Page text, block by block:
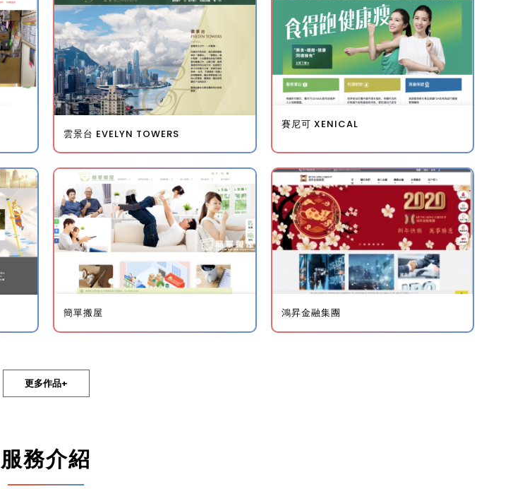
雲景台 EVELYN TOWERS
賽尼可 XENICAL
簡單搬屋 鴻昇金融集團
更多作品+
服務介紹